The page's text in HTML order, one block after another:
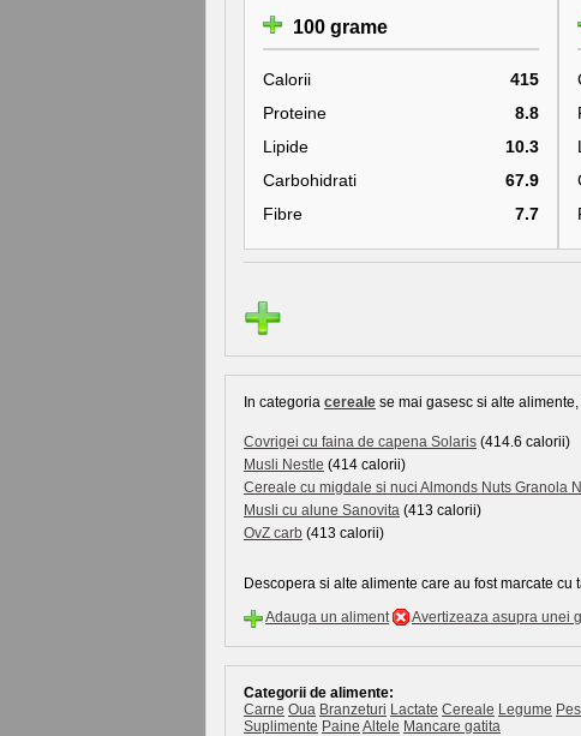
100 grame
Calorii
415
Proteine
8.8
Lipide
10.3
Carbohidrati
67.9
Fibre
7.7
In categoria cereale se mai gasesc si alte
Covrigei cu faina de capena Solaris (414.6 calorii)
Musli Nestle (414 calorii)
Cereale cu migdale si nuci Almonds Nuts Granola
Musli cu alune Sanovita (413 calorii)
OvZ carb (413 calorii)
Descopera si alte alimente care au fost marcate cu
Adauga un aliment
Avertizeaza asupra unei
Categorii de alimente:
Carne Oua Branzeturi Lactate Cereale Legume
Suplimente Paine Altele Mancare gatita